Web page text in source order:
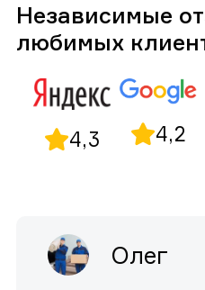
Независимые
любимых
4,3 4,2
Олег